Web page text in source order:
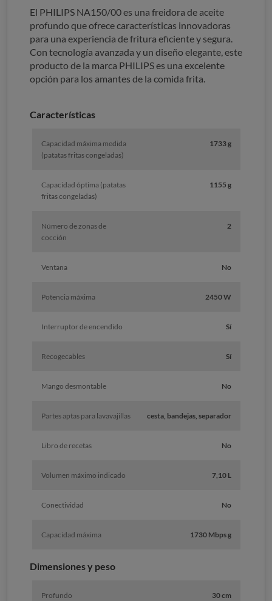
El PHILIPS NA150/00 es una freidora de aceite
profundo que ofrece características innovadoras
para una experiencia de fritura eficiente y segura.
Con tecnología avanzada y un diseño elegante, este
producto de la marca PHILIPS es una excelente
opción para los amantes de la comida frita.
Características
Capacidad máxima medida
(patatas fritas congeladas)
1733 g
Capacidad óptima (patatas
fritas congeladas)
1155 g
Número de zonas de
cocción
2
Ventana No
Potencia máxima 2450 W
Interruptor de encendido Sí
Recogecables Sí
Mango desmontable No
Partes aptas para lavavajillas cesta, bandejas, separador
Libro de recetas No
Volumen máximo indicado 7,10 L
Conectividad No
Capacidad máxima 1730 Mbps g
Dimensiones y peso
Profundo 30 cm